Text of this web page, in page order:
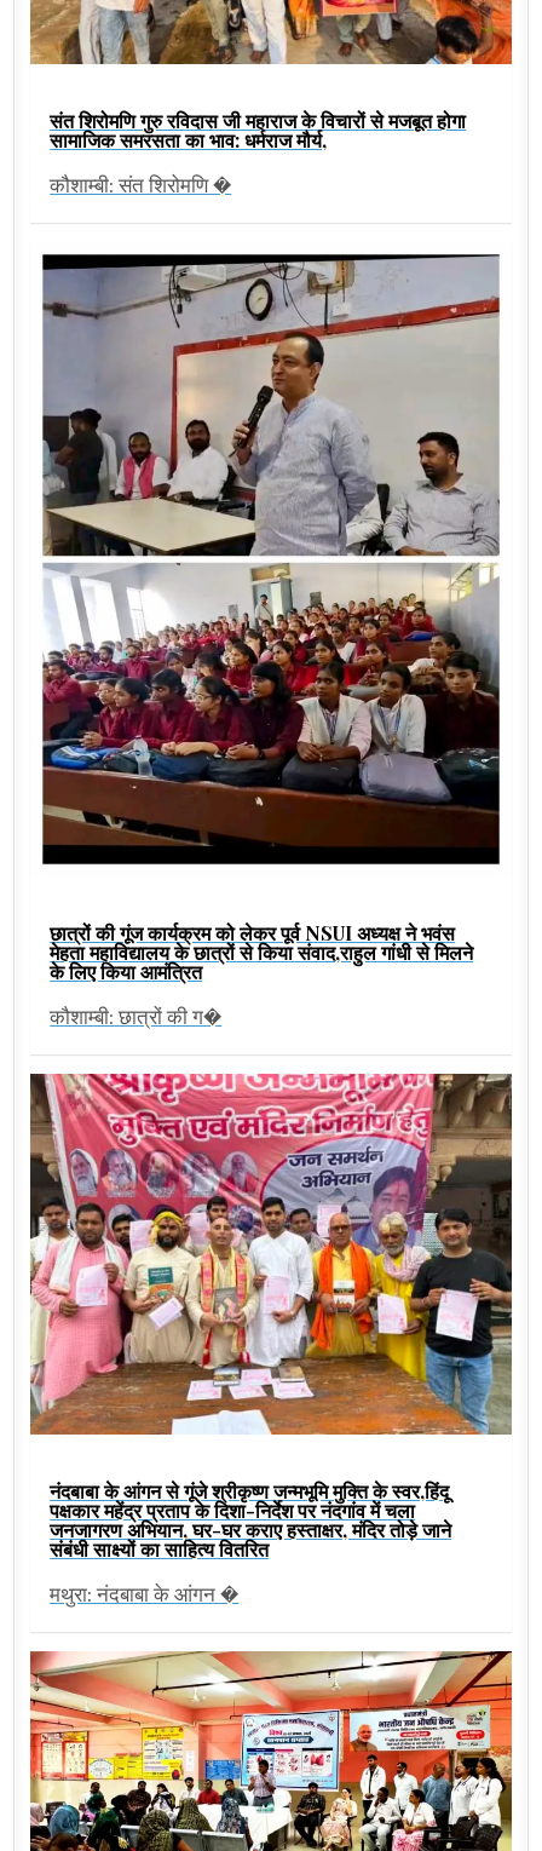
संत शिरोमणि गुरु रविदास जी महाराज के विचारों से मजबूत होगा
सामाजिक समरसता का भाव: धर्मराज मौर्य,
कौशाम्बी: संत शिरोमणि �
छात्रों की गूंज कार्यक्रम को लेकर पूर्व NSUI अध्यक्ष ने भवंस
मेहता महाविद्यालय के छात्रों से किया संवाद,राहुल गांधी से मिलने
के लिए किया आमंत्रित
कौशाम्बी: छात्रों की ग�
नंदबाबा के आंगन से गूंजे श्रीकृष्ण जन्मभूमि मुक्ति के स्वर,हिंदू
पक्षकार महेंद्र प्रताप के दिशा-निर्देश पर नंदगांव में चला
जनजागरण अभियान, घर-घर कराए हस्ताक्षर, मंदिर तोड़े जाने
संबंधी साक्ष्यों का साहित्य वितरित
मथुरा: नंदबाबा के आंगन �